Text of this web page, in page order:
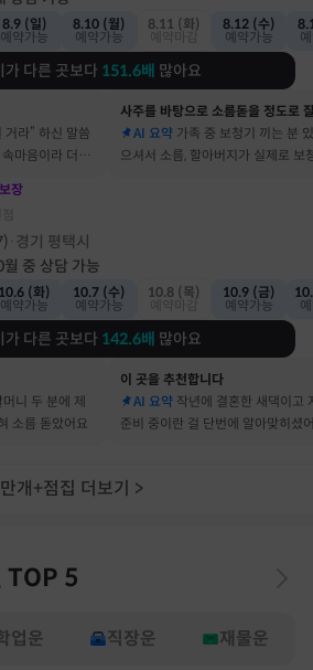
8.9 (일)
예약가능
8.10 (월)
예약가능
8.11 (화)
8.12 (수)
예약가능
가 다른 곳보다 151.6배 많아요
거라” 하신 말씀
마음이라 더 신
AI 요약 가족 중 보청기 끼는 분
으셔서 소름, 할아버지가 실제로 보
장
) 경기 평택시
중 상담 가능
10.6 (화)
예약가능
10.7 (수)
예약가능
10.8 (목)
10.9 (금)
예약가능
가 다른 곳보다 142.6배 많아요
니 두 분에 제
소름 돋았어요
이 곳을 추천합니다
AI 요약 작년에 결혼한 새댁이고
준비 중이란 걸 단번에 알아맞히셨
개+점집 더보기 >
TOP 5
업운 직장운 재물운